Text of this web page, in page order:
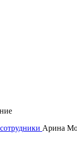
Арина